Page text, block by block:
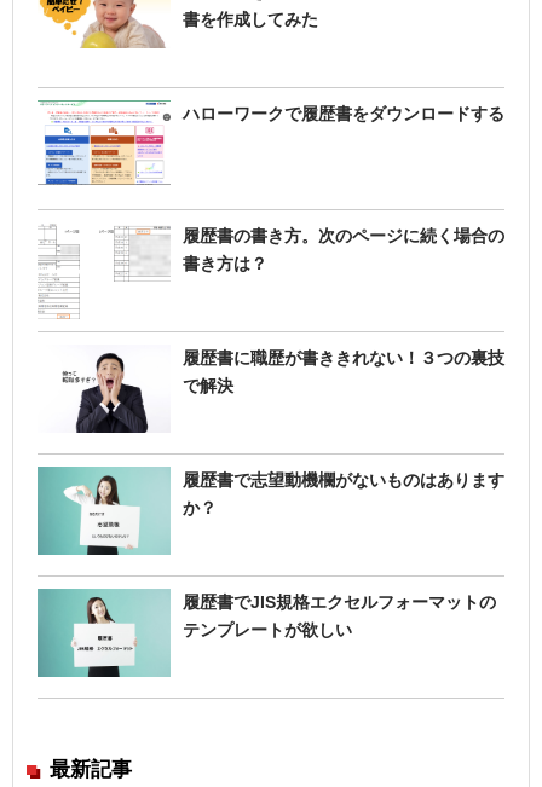
書を作成してみた
ハローワークで履歴書をダウンロードする
履歴書の書き方。次のページに続く場合の
書き方は？
履歴書に職歴が書ききれない！３つの裏技
で解決
履歴書で志望動機欄がないものはあります
か？
履歴書でJIS規格エクセルフォーマットの
テンプレートが欲しい
最新記事